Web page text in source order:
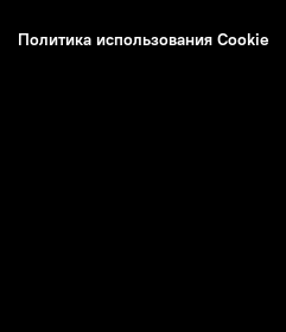
Политика использования Cookie